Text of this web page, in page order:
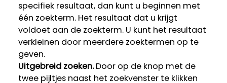
specifiek resultaat, dan kunt u beginnen met
één zoekterm. Het resultaat dat u krijgt
voldoet aan de zoekterm. U kunt het resultaat
verkleinen door meerdere zoektermen op te
geven.
Uitgebreid zoeken.Door op de knop met de
twee pijltjes naast het zoekvenster te klikken